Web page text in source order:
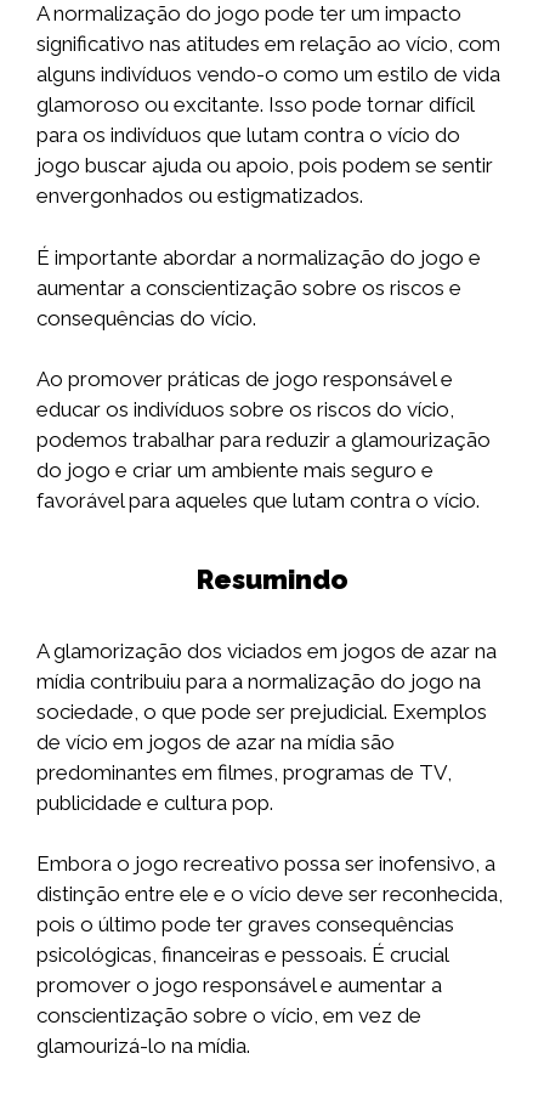
A normalização do jogo pode ter um impacto
significativo nas atitudes em relação ao vício, com
alguns indivíduos vendo-o como um estilo de vida
glamoroso ou excitante. Isso pode tornar difícil
para os indivíduos que lutam contra o vício do
jogo buscar ajuda ou apoio, pois podem se sentir
envergonhados ou estigmatizados.
É importante abordar a normalização do jogo e
aumentar a conscientização sobre os riscos e
consequências do vício.
Ao promover práticas de jogo responsável e
educar os indivíduos sobre os riscos do vício,
podemos trabalhar para reduzir a glamourização
do jogo e criar um ambiente mais seguro e
favorável para aqueles que lutam contra o vício.
Resumindo
A glamorização dos viciados em jogos de azar na
mídia contribuiu para a normalização do jogo na
sociedade, o que pode ser prejudicial. Exemplos
de vício em jogos de azar na mídia são
predominantes em filmes, programas de TV,
publicidade e cultura pop.
Embora o jogo recreativo possa ser inofensivo, a
distinção entre ele e o vício deve ser reconhecida,
pois o último pode ter graves consequências
psicológicas, financeiras e pessoais. É crucial
promover o jogo responsável e aumentar a
conscientização sobre o vício, em vez de
glamourizá-lo na mídia.